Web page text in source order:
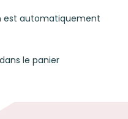
est automatiquement
le panier